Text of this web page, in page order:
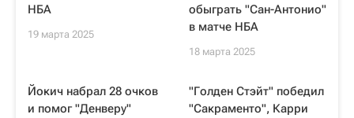
НБА
19 марта 2025
обыграть "Сан-Антонио"
в матче НБА
18 марта 2025
Йокич набрал 28 очков
и помог "Денверу"
"Голден Стэйт" победил
"Сакраменто", Карри